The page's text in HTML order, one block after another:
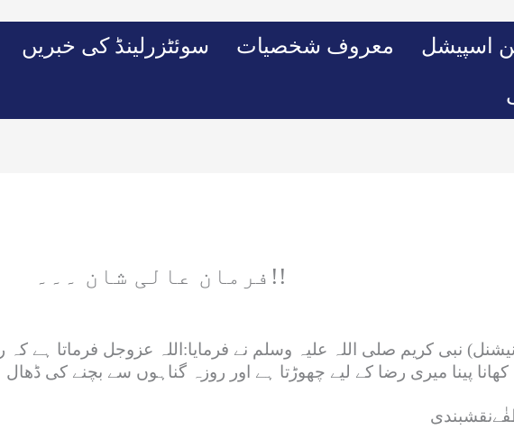
سوئٹزرلینڈ کی خبریں معروف شخصیات اسپیشل
فرمان عالی شان ۔۔۔!!
‏نبی کریم صلی اللہ علیہ وسلم نے فرمایا:‏اللہ عزوجل فرماتا ہے
پینا میری رضا کے لیے چھوڑتا ہے اور روزہ گناہوں سے بچنے کی ڈھال ہے